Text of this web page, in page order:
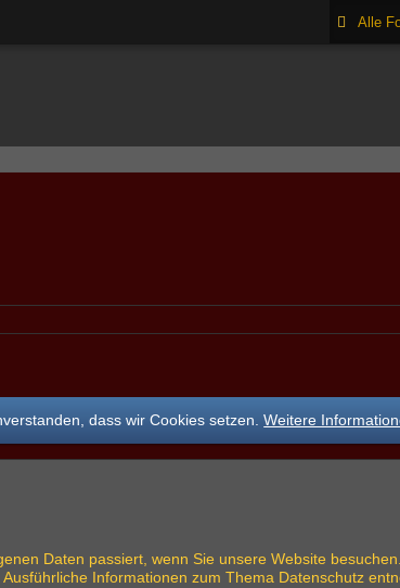
dass wir Cookies setzen.Weitere
Daten passiert, wenn Sie unsere Website besuchen.
Informationen zum Thema Datenschutz